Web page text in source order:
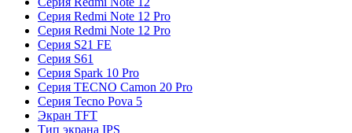
Серия Redmi Note 12 Pro
Серия Redmi Note 12 Pro
Серия S21 FE
Серия S61
Серия Spark 10 Pro
Серия TECNO Camon 20 Pro
Серия Tecno Pova 5
Экран TFT
Тип экрана IPS